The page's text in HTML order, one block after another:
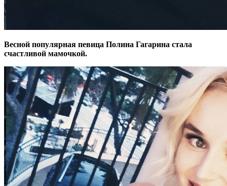
Весной популярная певица Полина Гагарина стала
счастливой мамочкой.